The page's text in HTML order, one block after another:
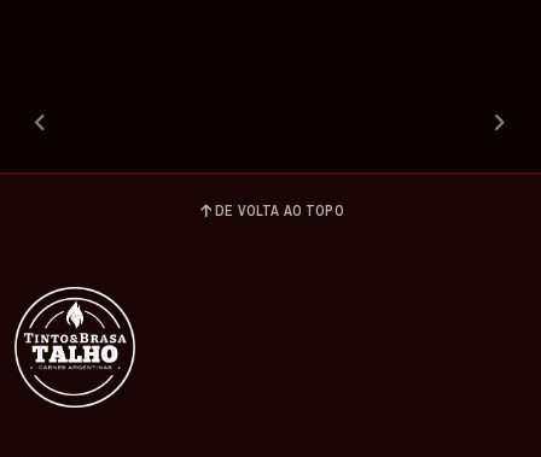
DE VOLTA AO TOPO